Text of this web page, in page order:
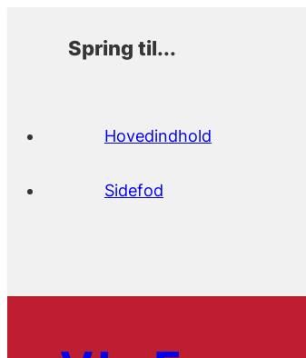
Spring til...
Hovedindhold
Sidefod